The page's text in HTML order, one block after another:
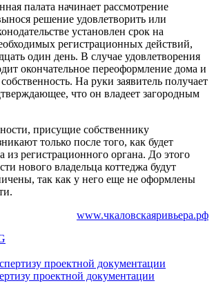
палата начинает рассмотрение
решение удовлетворить или
установлен срок на
регистрационных действий,
один день. В случае удовлетворения
окончательное переоформление дома и
На руки заявитель получает
что он владеет загородным
присущие собственнику
только после того, как будет
из регистрационного органа. До этого
нового владельца коттеджа будут
так как у него еще не оформлены
www.чкаловскаяривьера.рф
проектной документации